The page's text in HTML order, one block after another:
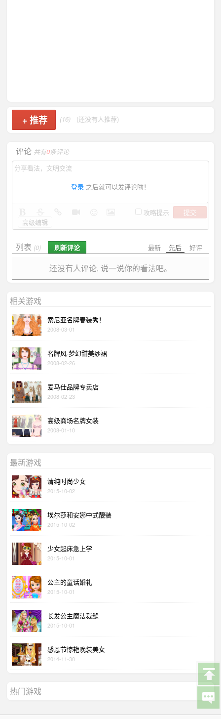
+推荐 (16) (还没有人推荐)
评论 共有0条评论
登录 之后就可以发评论啦！
攻略提示
提交
高级编辑
最新 先后 好评
列表 (0) 刷新评论
还没有人评论, 说一说你的看法吧。
相关游戏
索尼亚名牌春装秀！
2008-03-01
名牌风-梦幻甜美纱裙
2008-02-26
爱马仕品牌专卖店
2008-02-23
高级商场名牌女装
2008-01-10
最新游戏
清纯时尚少女
2015-10-02
埃尔莎和安娜中式靓装
2015-10-02
少女起床急上学
2015-10-01
公主的童话婚礼
2015-10-01
长发公主魔法裁缝
2015-10-01
感恩节惊艳晚装美女
2014-11-30
热门游戏